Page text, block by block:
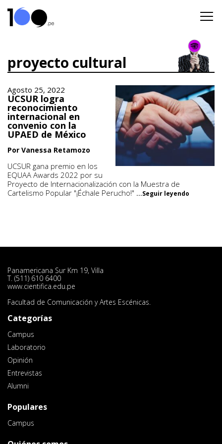
proyecto cultural
Agosto 25, 2022
UCSUR logra
reconocimiento
internacional en
convenio con la
UPAED de México
Por Vanessa Retamozo
UCSUR gana premio en los
EQUAA Awards 2022 por su
Proyecto de Internacionalización con la Muestra de
Cartelismo Popular "¡Échale Perucho!" ...Seguir leyendo
Panamericana Sur Km 19, Villa
T. (511) 610 6400
www.cientifica.edu.pe
Facultad de Comunicación y Artes Escénicas.
Categorías
Campus
Laboratorio
Opinión
Entrevistas
Alumni
Populares
Campus